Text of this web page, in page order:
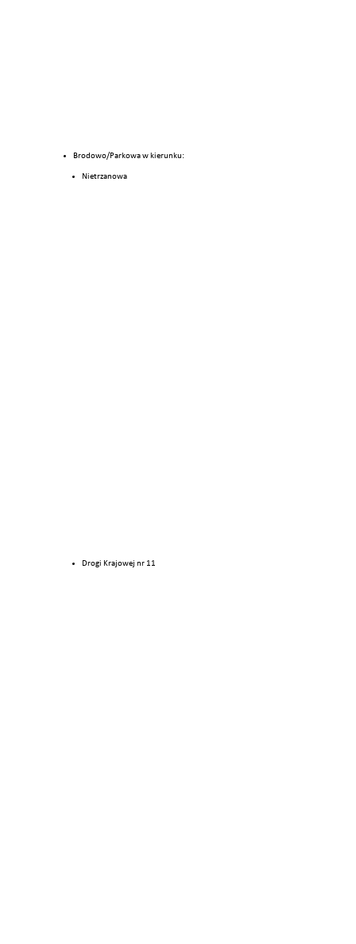
Brodowo/Parkowa w kierunku:
Nietrzanowa
Drogi Krajowej nr 11